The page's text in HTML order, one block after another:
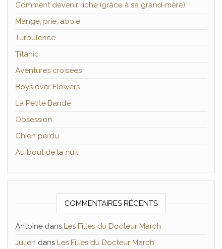
Comment devenir riche (grâce à sa grand-mère)
Mange, prie, aboie
Turbulence
Titanic
Aventures croisées
Boys over Flowers
La Petite Bande
Obsession
Chien perdu
Au bout de la nuit
COMMENTAIRES RÉCENTS
Antoine dans Les Filles du Docteur March
Julien dans Les Filles du Docteur March